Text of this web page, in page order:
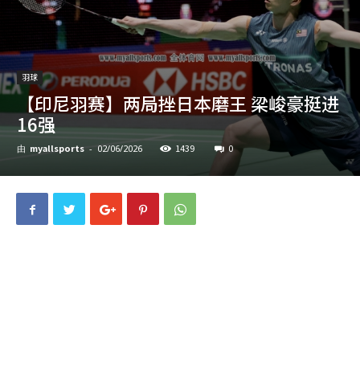
羽球
【印尼羽赛】两局挫日本磨王 梁峻豪挺进
16强
由 myallsports - 02/06/2026 1439 0